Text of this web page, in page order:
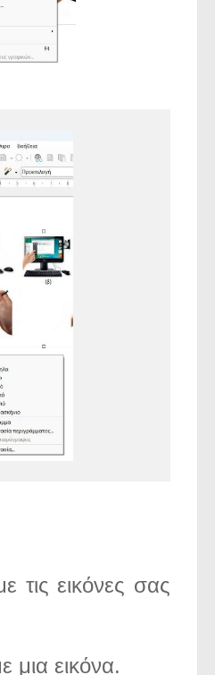
τις εικόνες σας
μια εικόνα.